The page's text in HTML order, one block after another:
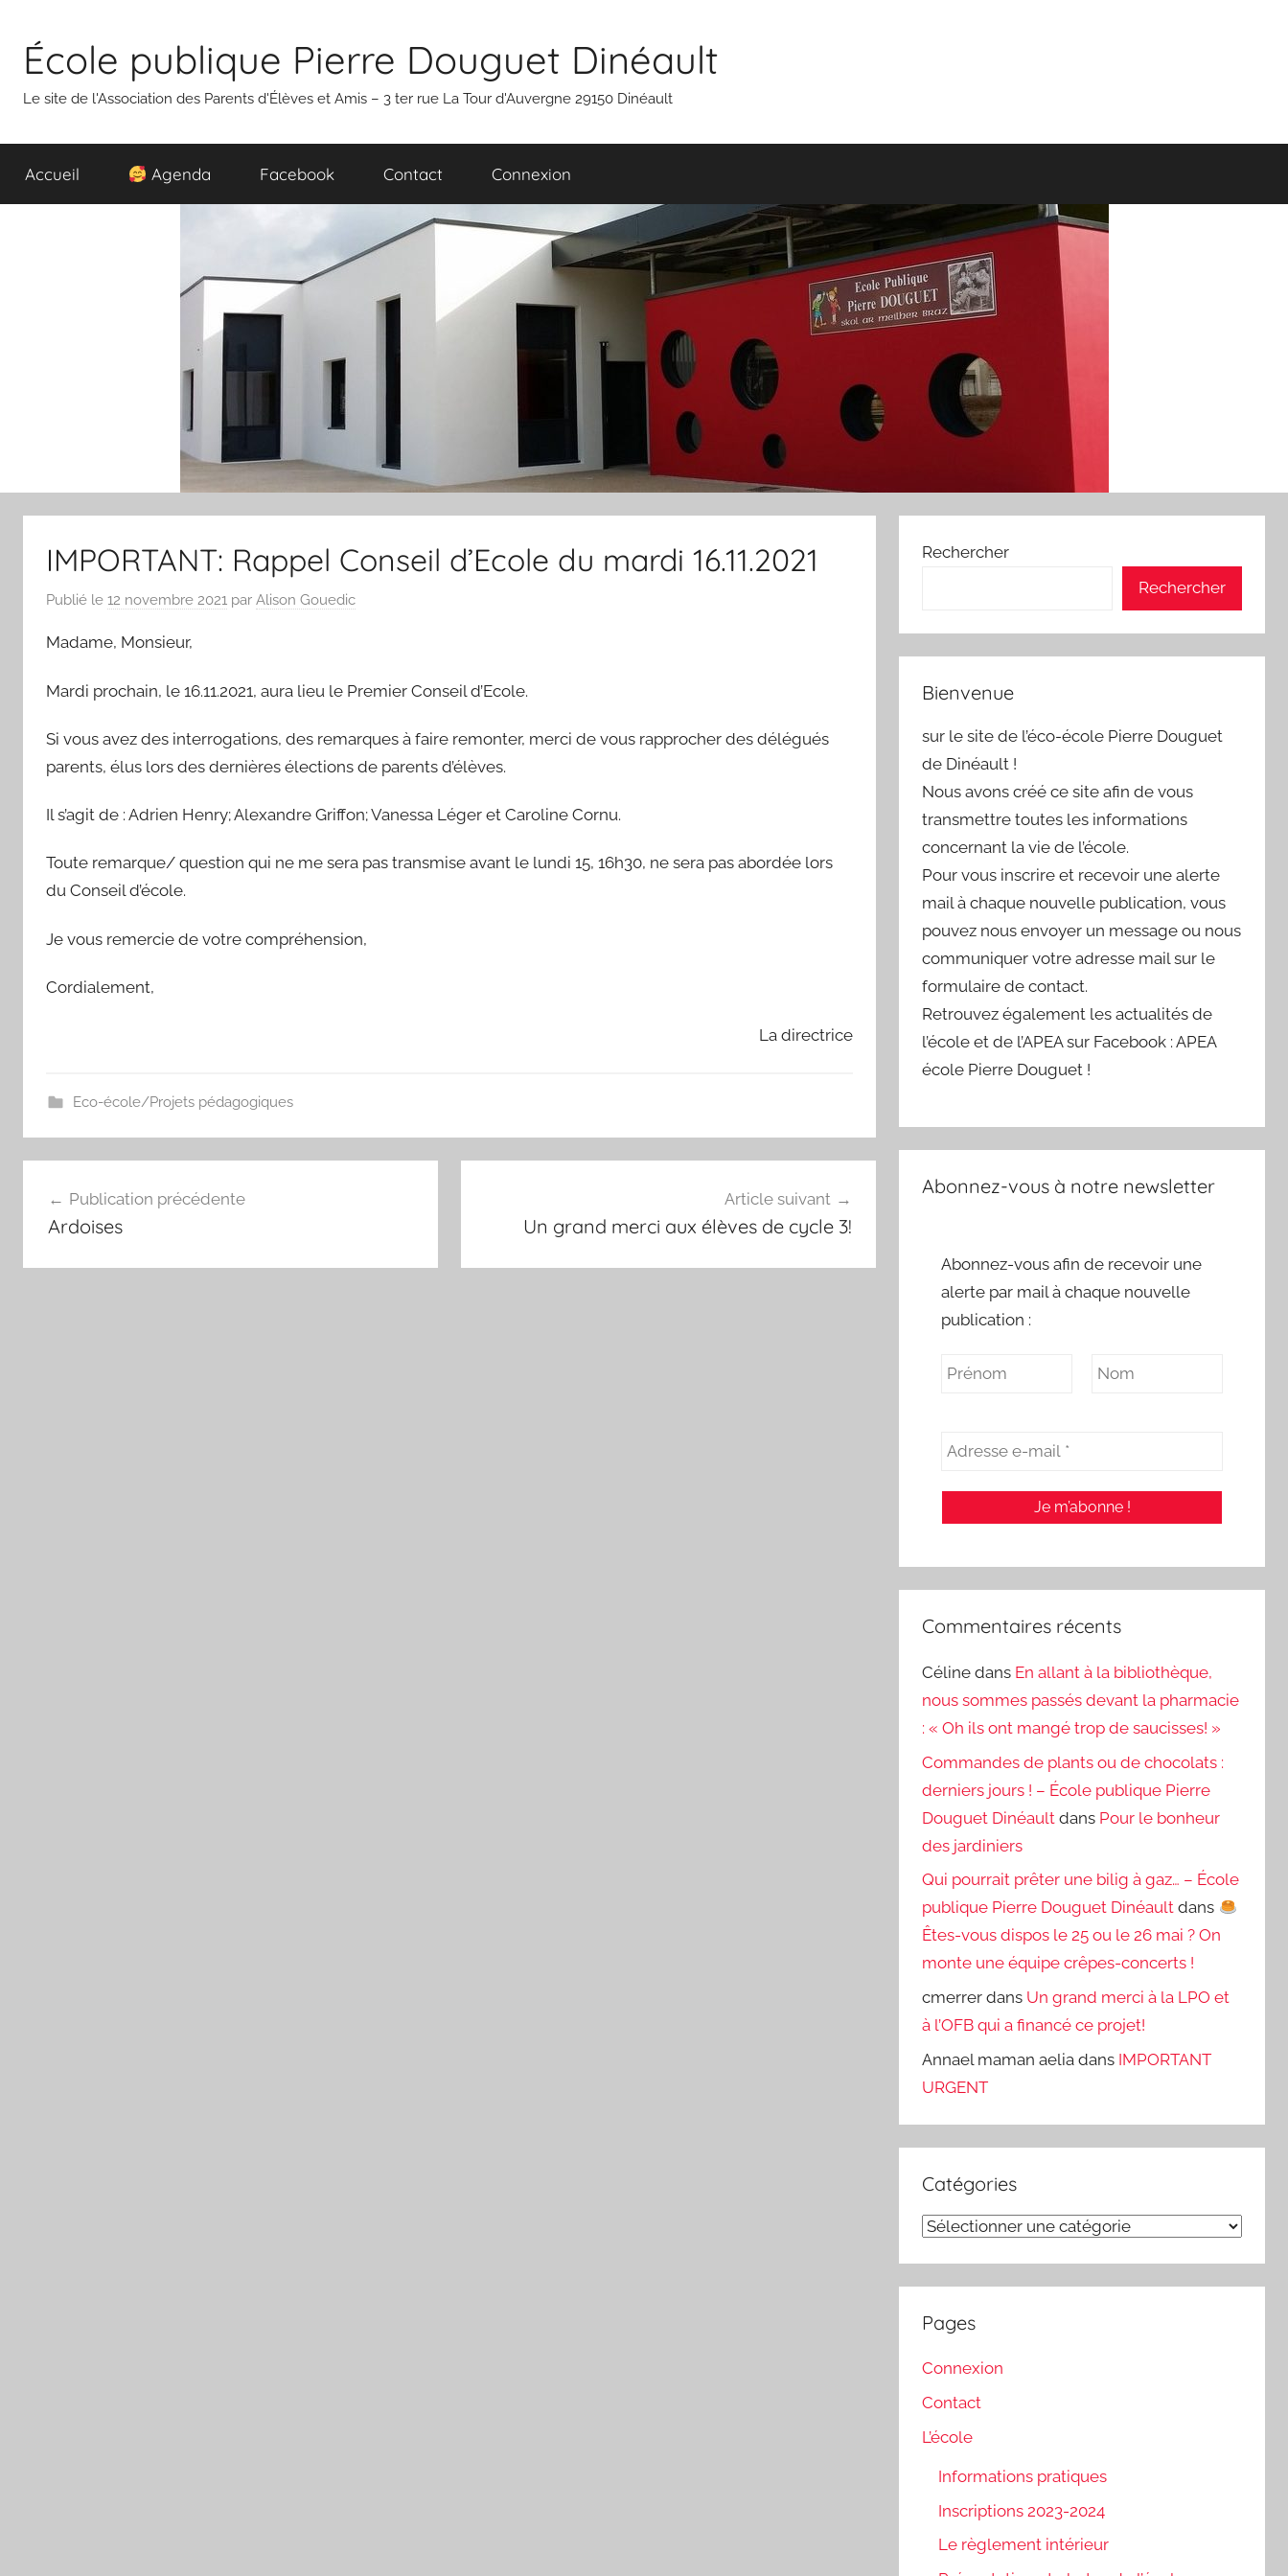
contenu
École publique Pierre Douguet Dinéault
Le site de l'Association des Parents d'Élèves et Amis – 3 ter rue La Tour d'Auvergne 29150 Dinéault
Accueil Agenda Facebook Contact Connexion
IMPORTANT: Rappel Conseil d’Ecole du mardi 16.11.2021
Publié le 12 novembre 2021 par Alison Gouedic
Madame, Monsieur,
Mardi prochain, le 16.11.2021, aura lieu le Premier Conseil d’Ecole.
Si vous avez des interrogations, des remarques à faire remonter, merci de vous rapprocher des délégués
parents, élus lors des dernières élections de parents d’élèves.
Il s’agit de : Adrien Henry; Alexandre Griffon; Vanessa Léger et Caroline Cornu.
Toute remarque/ question qui ne me sera pas transmise avant le lundi 15, 16h30, ne sera pas abordée lors
du Conseil d’école.
Je vous remercie de votre compréhension,
Cordialement,
La directrice
Eco-école/Projets pédagogiques
de
Publication précédente
Ardoises
Article suivant
Un grand merci aux élèves de cycle 3!
Rechercher
Rechercher
Bienvenue
sur le site de l’éco-école Pierre Douguet
de Dinéault !
Nous avons créé ce site afin de vous
transmettre toutes les informations
concernant la vie de l’école.
Pour vous inscrire et recevoir une alerte
mail à chaque nouvelle publication, vous
pouvez nous envoyer un message ou nous
communiquer votre adresse mail sur le
formulaire de contact.
Retrouvez également les actualités de
l’école et de l’APEA sur Facebook : APEA
école Pierre Douguet !
Abonnez-vous à notre newsletter
Abonnez-vous afin de recevoir une
alerte par mail à chaque nouvelle
publication :
Commentaires récents
Céline dans En allant à la bibliothèque,
nous sommes passés devant la pharmacie
: « Oh ils ont mangé trop de saucisses! »
Commandes de plants ou de chocolats :
derniers jours ! – École publique Pierre
Douguet Dinéault dans Pour le bonheur
des jardiniers
Qui pourrait prêter une bilig à gaz… – École
publique Pierre Douguet Dinéault dans
Êtes-vous dispos le 25 ou le 26 mai ? On
monte une équipe crêpes-concerts !
cmerrer dans Un grand merci à la LPO et
à l’OFB qui a financé ce projet!
Annael maman aelia dans IMPORTANT
URGENT
Catégories
Catégories
Pages
Connexion
Contact
L’école
Informations pratiques
Inscriptions 2023-2024
Le règlement intérieur